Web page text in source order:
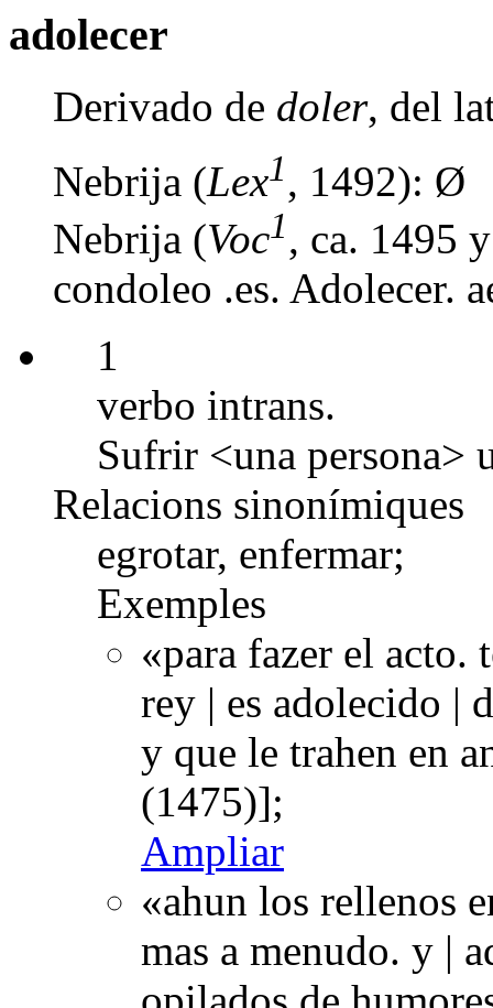
adolecer
Derivado de doler, del
Nebrija (Lex1, 1492): Ø
Nebrija (Voc1, ca. 1495
condoleo .es. Adolecer.
1
verbo intrans.
Sufrir <una persona>
Relacions sinonímiques
egrotar, enfermar;
Exemples
«para fazer el acto.
rey | es adolecido |
y que le trahen en
(1475)];
Ampliar
«ahun los rellenos
mas a menudo. y |